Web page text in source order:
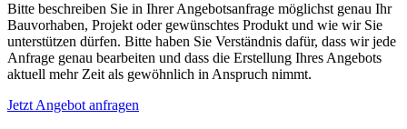
Bitte beschreiben Sie in Ihrer Angebotsanfrage möglichst genau Ihr
Bauvorhaben, Projekt oder gewünschtes Produkt und wie wir Sie
unterstützen dürfen. Bitte haben Sie Verständnis dafür, dass wir jede
Anfrage genau bearbeiten und dass die Erstellung Ihres Angebots
aktuell mehr Zeit als gewöhnlich in Anspruch nimmt.
Jetzt Angebot anfragen